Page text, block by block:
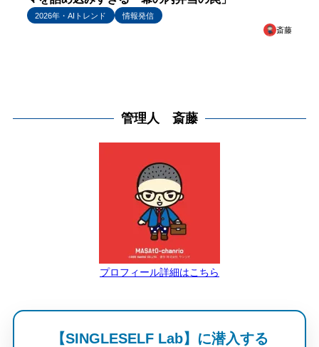
2026年・AIトレンド
情報発信
斎藤
管理人 斎藤
プロフィール詳細はこちら
【SINGLESELF Lab】に潜入する